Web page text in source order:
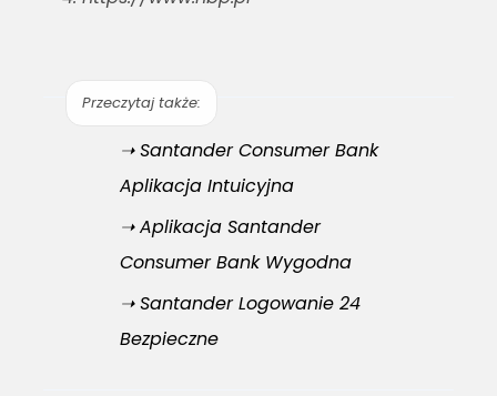
Przeczytaj także:
➝ Santander Consumer Bank
Aplikacja Intuicyjna
➝ Aplikacja Santander
Consumer Bank Wygodna
➝ Santander Logowanie 24
Bezpieczne